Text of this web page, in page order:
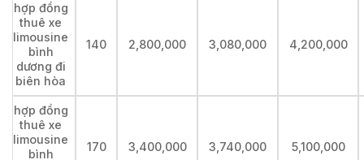
hợp đồng
thuê xe
limousine
bình
dương đi
biên hòa
140 2,800,000 3,080,000 4,200,000
hợp đồng
thuê xe
limousine
bình
170 3,400,000 3,740,000 5,100,000